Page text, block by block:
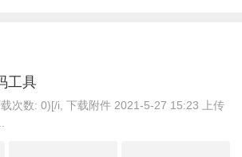
工具
次数: 0)[/i, 下载附件 2021-5-27 15:23 上传